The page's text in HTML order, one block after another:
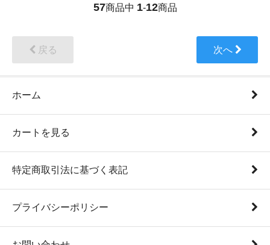
57商品中 1-12商品
戻る 次へ
ホーム
カートを見る
特定商取引法に基づく表記
プライバシーポリシー